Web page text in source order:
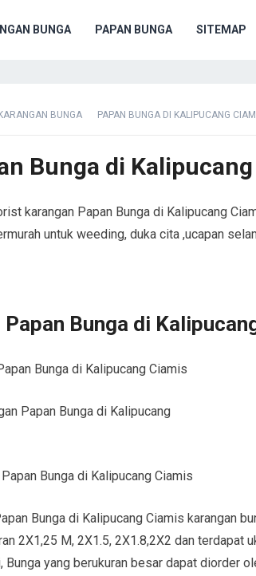
BUNGA PAPAN BUNGA SITEMAP
KARANGAN BUNGA PAPAN BUNGA DI KALIPUCANG
Bunga di
karangan Papan Bunga di Kalipucang
untuk weeding, duka cita ,ucapan
Papan Bunga di
Bunga di Kalipucang Ciamis karangan
2X1,25 M, 2X1.5, 2X1.8,2X2 dan terdapat
Bunga yang berukuran besar dapat diorder